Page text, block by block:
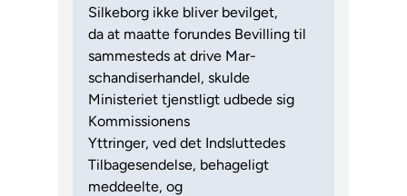
Silkeborg ikke bliver bevilget,
da at maatte forundes Bevilling til
sammesteds at drive Mar-
schandiserhandel, skulde
Ministeriet tjenstligt udbede sig
Kommissionens
Yttringer, ved det Indsluttedes
Tilbagesendelse, behageligt
meddeelte, og